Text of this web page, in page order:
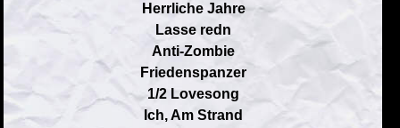
Herrliche Jahre
Lasse redn
Anti-Zombie
Friedenspanzer
1/2 Lovesong
Ich, Am Strand